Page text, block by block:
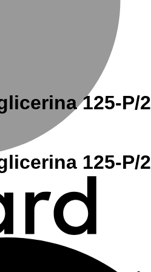
125-P/2
125-P/2